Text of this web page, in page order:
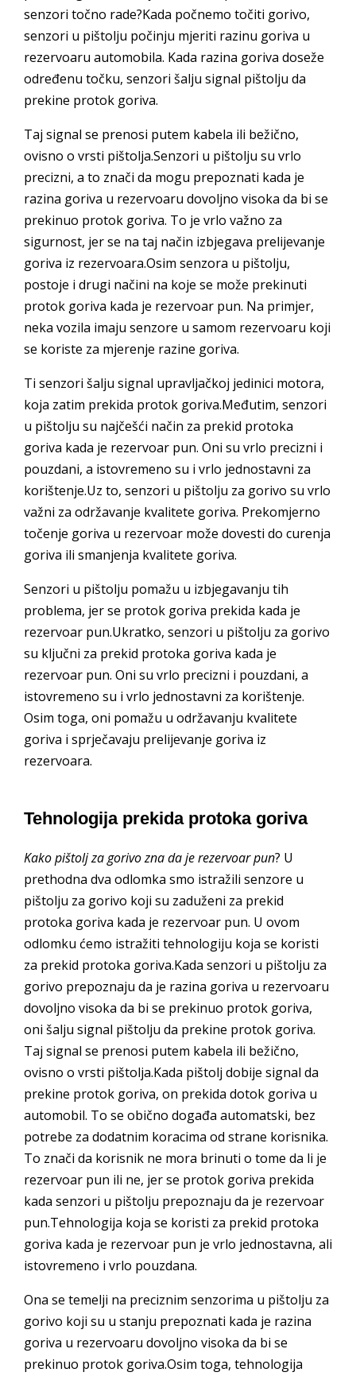
senzori točno rade?Kada počnemo točiti gorivo,
senzori u pištolju počinju mjeriti razinu goriva u
rezervoaru automobila. Kada razina goriva doseže
određenu točku, senzori šalju signal pištolju da
prekine protok goriva.
Taj signal se prenosi putem kabela ili bežično,
ovisno o vrsti pištolja.Senzori u pištolju su vrlo
precizni, a to znači da mogu prepoznati kada je
razina goriva u rezervoaru dovoljno visoka da bi se
prekinuo protok goriva. To je vrlo važno za
sigurnost, jer se na taj način izbjegava prelijevanje
goriva iz rezervoara.Osim senzora u pištolju,
postoje i drugi načini na koje se može prekinuti
protok goriva kada je rezervoar pun. Na primjer,
neka vozila imaju senzore u samom rezervoaru koji
se koriste za mjerenje razine goriva.
Ti senzori šalju signal upravljačkoj jedinici motora,
koja zatim prekida protok goriva.Međutim, senzori
u pištolju su najčešći način za prekid protoka
goriva kada je rezervoar pun. Oni su vrlo precizni i
pouzdani, a istovremeno su i vrlo jednostavni za
korištenje.Uz to, senzori u pištolju za gorivo su vrlo
važni za održavanje kvalitete goriva. Prekomjerno
točenje goriva u rezervoar može dovesti do curenja
goriva ili smanjenja kvalitete goriva.
Senzori u pištolju pomažu u izbjegavanju tih
problema, jer se protok goriva prekida kada je
rezervoar pun.Ukratko, senzori u pištolju za gorivo
su ključni za prekid protoka goriva kada je
rezervoar pun. Oni su vrlo precizni i pouzdani, a
istovremeno su i vrlo jednostavni za korištenje.
Osim toga, oni pomažu u održavanju kvalitete
goriva i sprječavaju prelijevanje goriva iz
rezervoara.
Tehnologija prekida protoka goriva
Kako pištolj za gorivo zna da je rezervoar pun? U
prethodna dva odlomka smo istražili senzore u
pištolju za gorivo koji su zaduženi za prekid
protoka goriva kada je rezervoar pun. U ovom
odlomku ćemo istražiti tehnologiju koja se koristi
za prekid protoka goriva.Kada senzori u pištolju za
gorivo prepoznaju da je razina goriva u rezervoaru
dovoljno visoka da bi se prekinuo protok goriva,
oni šalju signal pištolju da prekine protok goriva.
Taj signal se prenosi putem kabela ili bežično,
ovisno o vrsti pištolja.Kada pištolj dobije signal da
prekine protok goriva, on prekida dotok goriva u
automobil. To se obično događa automatski, bez
potrebe za dodatnim koracima od strane korisnika.
To znači da korisnik ne mora brinuti o tome da li je
rezervoar pun ili ne, jer se protok goriva prekida
kada senzori u pištolju prepoznaju da je rezervoar
pun.Tehnologija koja se koristi za prekid protoka
goriva kada je rezervoar pun je vrlo jednostavna, ali
istovremeno i vrlo pouzdana.
Ona se temelji na preciznim senzorima u pištolju za
gorivo koji su u stanju prepoznati kada je razina
goriva u rezervoaru dovoljno visoka da bi se
prekinuo protok goriva.Osim toga, tehnologija